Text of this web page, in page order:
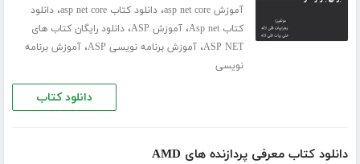
آموزش asp net core
،دانلود کتاب asp net core ،دانلود
کتاب Asp net
،آموزش ASP ،دانلود رایگان کتاب های
ASP NET،آموزش برنامه نویسی ASP ،آموزش برنامه
نویسی
دانلود کتاب
دانلود کتاب معرفی پردازنده های AMD